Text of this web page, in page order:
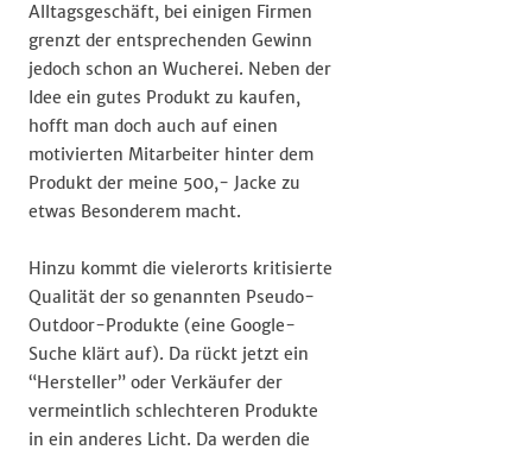
Alltagsgeschäft, bei einigen Firmen
grenzt der entsprechenden Gewinn
jedoch schon an Wucherei. Neben der
Idee ein gutes Produkt zu kaufen,
hofft man doch auch auf einen
motivierten Mitarbeiter hinter dem
Produkt der meine 500,- Jacke zu
etwas Besonderem macht.
Hinzu kommt die vielerorts kritisierte
Qualität der so genannten Pseudo-
Outdoor-Produkte (eine Google-
Suche klärt auf). Da rückt jetzt ein
“Hersteller” oder Verkäufer der
vermeintlich schlechteren Produkte
in ein anderes Licht. Da werden die